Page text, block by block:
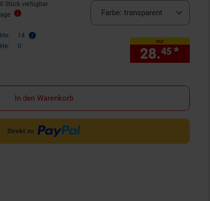
Stück verfügbar
14
0
Farbe:transparent
nur
28.45 *
In den Warenkorb